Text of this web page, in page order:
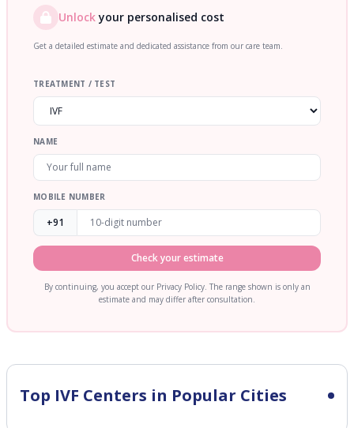
Unlockyour personalised cost
Get a detailed estimate and dedicated assistance from our care team.
TREATMENT / TEST
NAME
MOBILE NUMBER
+91
Check your estimate
By continuing, you accept our Privacy Policy. The range shown is only an
estimate and may differ after consultation.
Top IVF Centers in Popular Cities